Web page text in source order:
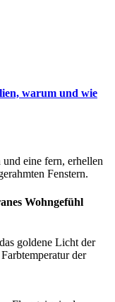
warum und wie
Wohngefühl
goldene Licht der
der